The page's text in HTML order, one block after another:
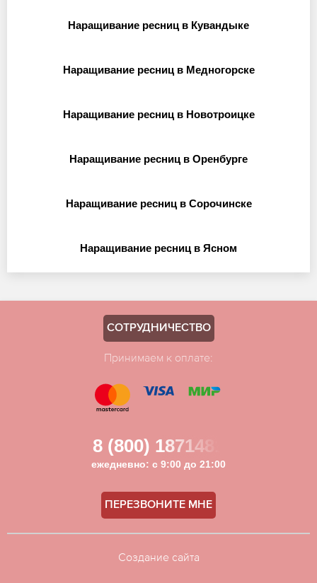
Наращивание ресниц в Кувандыке
Наращивание ресниц в Медногорске
Наращивание ресниц в Новотроицке
Наращивание ресниц в Оренбурге
Наращивание ресниц в Сорочинске
Наращивание ресниц в Ясном
СОТРУДНИЧЕСТВО
Принимаем к оплате:
8 (800) 1871481
ежедневно: с 9:00 до 21:00
ПЕРЕЗВОНИТЕ МНЕ
Создание сайта